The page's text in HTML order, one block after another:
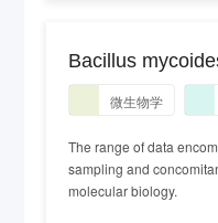
Bacillus
2018
微生物学
The range of data
sampling and
molecular biology.